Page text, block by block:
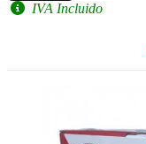
IVA Incluido